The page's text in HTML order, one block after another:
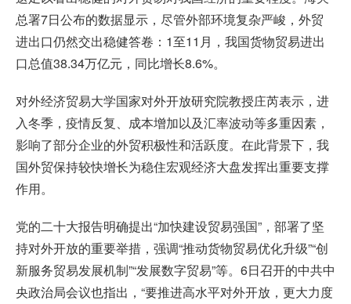
总署7日公布的数据显示，尽管外部环境复杂严峻，外贸
进出口仍然交出稳健答卷：1至11月，我国货物贸易进出
口总值38.34万亿元，同比增长8.6%。
对外经济贸易大学国家对外开放研究院教授庄芮表示，进
入冬季，疫情反复、成本增加以及汇率波动等多重因素，
影响了部分企业的外贸积极性和活跃度。在此背景下，我
国外贸保持较快增长为稳住宏观经济大盘发挥出重要支撑
作用。
党的二十大报告明确提出“加快建设贸易强国”，部署了坚
持对外开放的重要举措，强调“推动货物贸易优化升级”“创
新服务贸易发展机制”“发展数字贸易”等。6日召开的中共中
央政治局会议也指出，“要推进高水平对外开放，更大力度